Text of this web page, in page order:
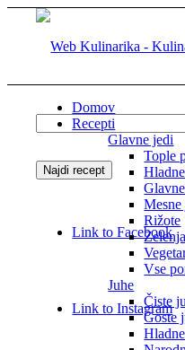
Link to Facebook
Link to Instagram
Domov
Recepti
Glavne jedi
Tople
Mesne
Rižote
Vse
Juhe
Čiste
Goste